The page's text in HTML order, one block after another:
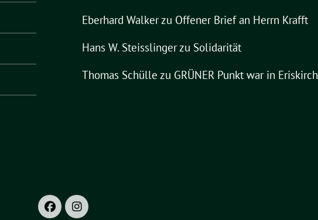
Eberhard Walkerzu Offener Brief an Herrn Krafft
Hans W. Steisslingerzu Solidarität
Thomas Schülle zu GRÜNER Punkt war in Eriskirch